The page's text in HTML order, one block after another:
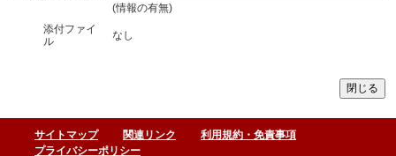
(情報の有無)
添付ファイ
ル
なし
サイトマップ 関連リンク
利用規約・免責事項
プライバシーポリシー